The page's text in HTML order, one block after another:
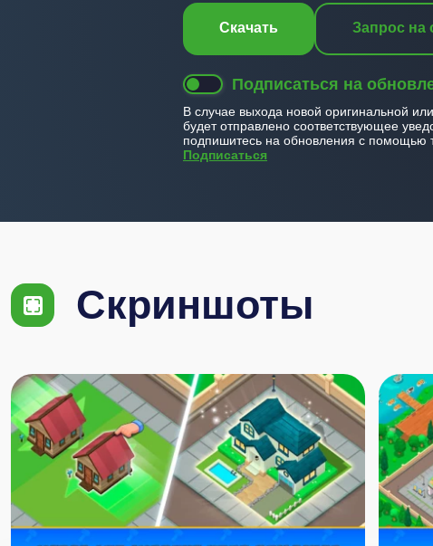
Скачать Запрос на
Подписаться на
В случае выхода новой оригинальной
будет отправлено соответствующее
подпишитесь на обновления с помощью
Подписаться
Скриншоты